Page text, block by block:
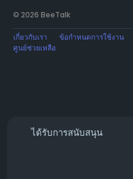
© 2026 BeeTalk
เกี่ยวกับเรา ข้อกำหนดการใช้งาน
ศูนย์ช่วยเหลือ
ได้รับการสนับสนุน